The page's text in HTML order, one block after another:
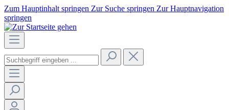
Zum Hauptinhalt springen Zur Suche springen Zur Hauptnavigation
springen